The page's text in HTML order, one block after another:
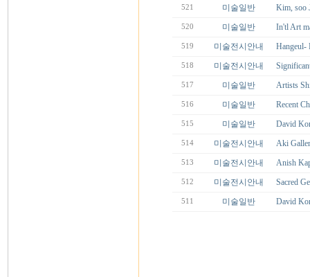
521 미술일반 Kim, soo
520 미술일반 In'tl Art
519 미술전시안내
518 미술전시안내
517 미술일반 Artists
516 미술일반 Recent
515 미술일반 David
514 미술전시안내 Aki
513 미술전시안내 Anish
512 미술전시안내 Sacred
511 미술일반 David